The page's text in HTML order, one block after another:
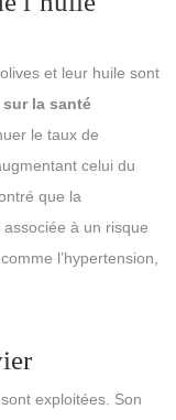
et leur huile sont
la santé
le taux de
celui du
que la
associée à un risque
l’hypertension,
exploitées. Son